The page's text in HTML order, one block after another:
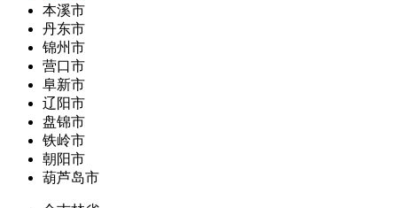
本溪市
丹东市
锦州市
营口市
阜新市
辽阳市
盘锦市
铁岭市
朝阳市
葫芦岛市